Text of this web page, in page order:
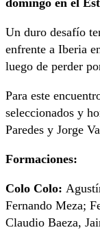
domingo en el
Un duro desafío
enfrente a Iberia
luego de perder
Para este
seleccionados y
Paredes y Jorge
Formaciones:
Colo Colo:
Fernando Meza;
Claudio Baeza,